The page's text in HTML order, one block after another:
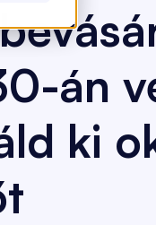
án
ki